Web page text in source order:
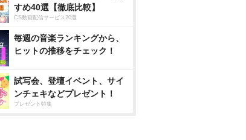
すめ40選【徹底比較】
CS動画配信サービス20選
毎週の音楽ランキングから、
ヒットの推移をチェック！
試写会、登壇イベント、サイ
ンチェキなどプレゼント！
プレゼント特集